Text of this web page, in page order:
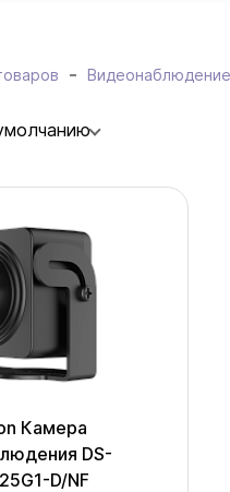
Видеонаблюдение
Камера
DS-
D/NF